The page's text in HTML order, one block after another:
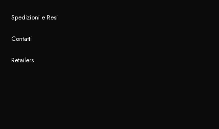
Spedizioni e Resi
Contatti
Retailers